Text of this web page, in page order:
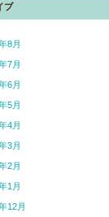
ブ
8月
7月
6月
5月
4月
3月
2月
1月
12月